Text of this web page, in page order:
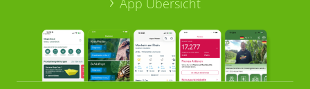
App Übersicht